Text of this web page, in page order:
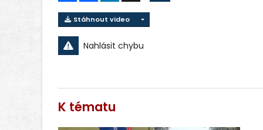
Stáhnout video
Nahlásit chybu
K tématu